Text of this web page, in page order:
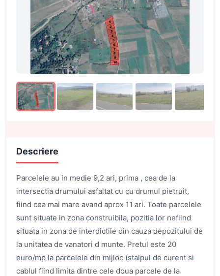
Descriere
Parcelele au in medie 9,2 ari, prima , cea de la
intersectia drumului asfaltat cu cu drumul pietruit,
fiind cea mai mare avand aprox 11 ari. Toate parcelele
sunt situate in zona construibila, pozitia lor nefiind
situata in zona de interdictiie din cauza depozitului de
la unitatea de vanatori d munte. Pretul este 20
euro/mp la parcelele din mijloc (stalpul de curent si
cablul fiind limita dintre cele doua parcele de la